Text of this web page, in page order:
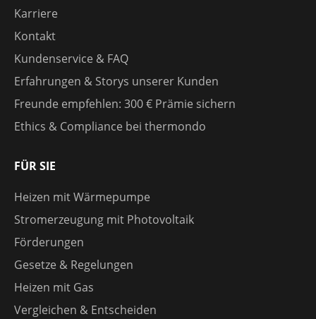
Karriere
Kontakt
Kundenservice & FAQ
Erfahrungen & Storys unserer Kunden
Freunde empfehlen: 300 € Prämie sichern
Ethics & Compliance bei thermondo
FÜR SIE
Heizen mit Wärmepumpe
Stromerzeugung mit Photovoltaik
Förderungen
Gesetze & Regelungen
Heizen mit Gas
Vergleichen & Entscheiden